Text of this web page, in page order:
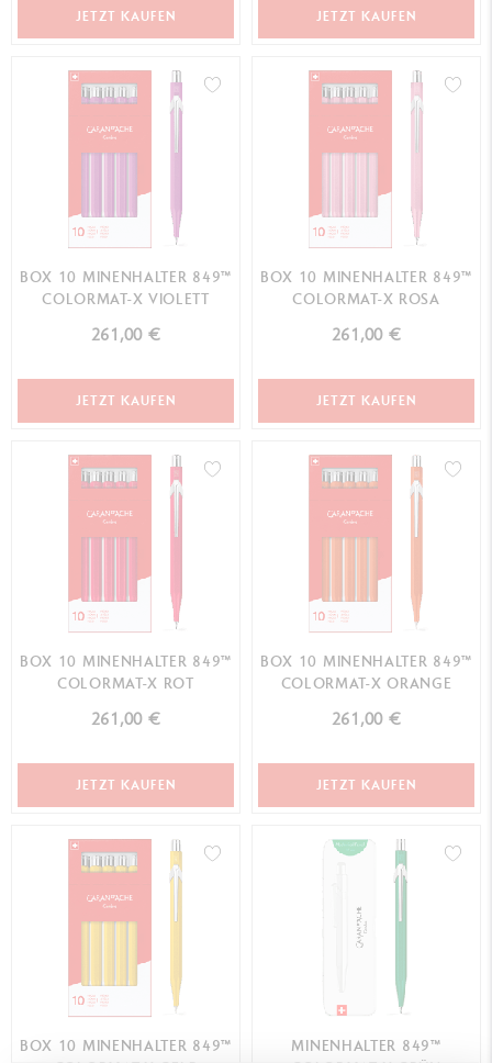
JETZT KAUFEN JETZT KAUFEN
BOX 10 MINENHALTER 849™
COLORMAT-X VIOLETT
261,00 €
JETZT KAUFEN
BOX 10 MINENHALTER 849™
COLORMAT-X ROSA
261,00 €
JETZT KAUFEN
BOX 10 MINENHALTER 849™
COLORMAT-X ROT
261,00 €
JETZT KAUFEN
BOX 10 MINENHALTER 849™
COLORMAT-X ORANGE
261,00 €
JETZT KAUFEN
BOX 10 MINENHALTER 849™
MINENHALTER 849™